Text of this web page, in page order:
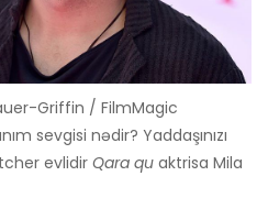
Griffin / FilmMagic
sevgisi nədir? Yaddaşınızı
evlidir Qara qu aktrisa Mila